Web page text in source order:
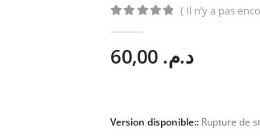
( Il n’y a pas
د.م.
Version disponible:: Rupture de